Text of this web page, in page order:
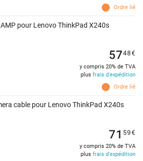
Ordre lié
pour Lenovo ThinkPad X240s
Ordre lié
5748€
y compris 20% de TVA
plus frais d'expédition
cable pour Lenovo ThinkPad X240s
71 59€
y compris 20% de TVA
plus frais d'expédition